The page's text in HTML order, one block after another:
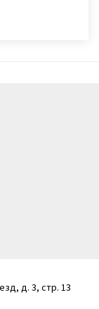
д. 3, стр. 13